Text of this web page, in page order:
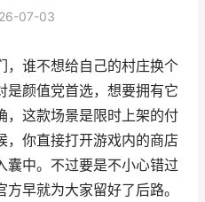
07-03
，谁不想给自己的村庄换个
是颜值党首选，想要拥有它
，这款场景是限时上架的付
，你直接打开游戏内的商店
囊中。不过要是不小心错过
早就为大家留好了后路。